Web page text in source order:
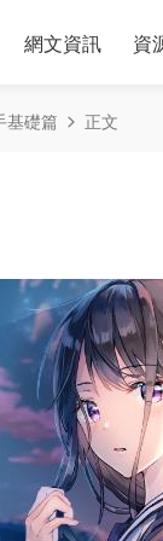
網文資訊 資
基礎篇 正文